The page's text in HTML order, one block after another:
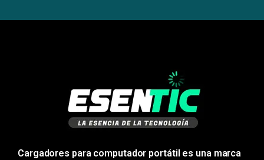
Cargadores para computador portátil es una marca